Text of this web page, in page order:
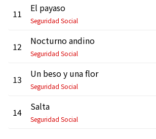
11 El payaso
Seguridad Social
12 Nocturno andino
Seguridad Social
13 Un beso y una flor
Seguridad Social
14 Salta
Seguridad Social